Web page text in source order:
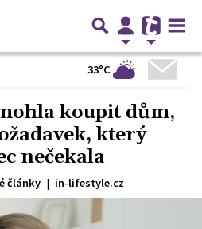
33°C
koupit dům,
který
nečekala
články | in-lifestyle.cz